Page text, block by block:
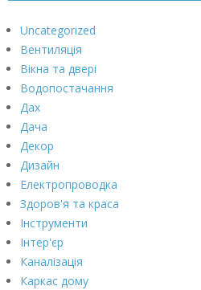
Uncategorized
Вентиляція
Вікна та двері
Водопостачання
Дах
Дача
Декор
Дизайн
Електропроводка
Здоров'я та краса
Інструменти
Інтер'єр
Каналізація
Каркас дому